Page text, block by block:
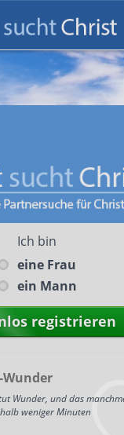
Ich bin
eine Frau
ein Mann
registrieren
Wunder, und das
weniger Minuten